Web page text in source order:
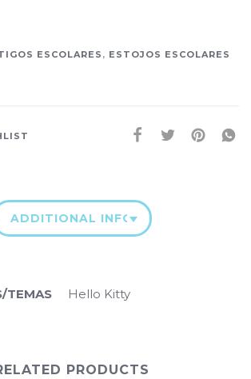
ESCOLARES , ESTOJOS ESCOLARES
ADDITIONAL INFORMATION
TEMAS Hello Kitty
PRODUCTS